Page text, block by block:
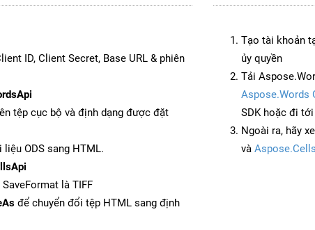
ID, Client Secret, Base URL & phiên
tệp cục bộ và định dạng được đặt
ODS sang HTML.
là TIFF
để chuyển đổi tệp HTML sang định
Tạo tài khoản
ủy quyền
Tải
Aspose.Words
SDK hoặc đi tới
Ngoài ra, hãy
và Aspose.Cells